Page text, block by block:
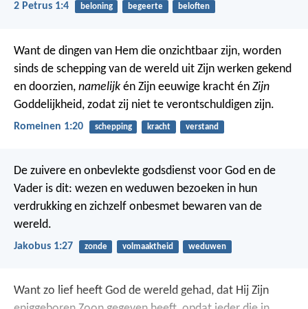
2 Petrus 1:4 beloning begeerte beloften
Want de dingen van Hem die onzichtbaar zijn, worden
sinds de schepping van de wereld uit Zijn werken gekend
en doorzien, namelijk én Zijn eeuwige kracht én Zijn
Goddelijkheid, zodat zij niet te verontschuldigen zijn.
Romeinen 1:20 schepping kracht verstand
De zuivere en onbevlekte godsdienst voor God en de
Vader is dit: wezen en weduwen bezoeken in hun
verdrukking en zichzelf onbesmet bewaren van de
wereld.
Jakobus 1:27 zonde volmaaktheid weduwen
Want zo lief heeft God de wereld gehad, dat Hij Zijn